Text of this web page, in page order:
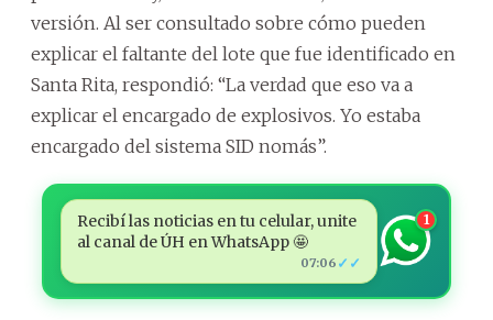
versión. Al ser consultado sobre cómo pueden
explicar el faltante del lote que fue identificado en
Santa Rita, respondió: “La verdad que eso va a
explicar el encargado de explosivos. Yo estaba
encargado del sistema SID nomás”.
Recibí las noticias en tu celular, unite
al canal de ÚH en WhatsApp 🤩
07:06 ✓✓
1